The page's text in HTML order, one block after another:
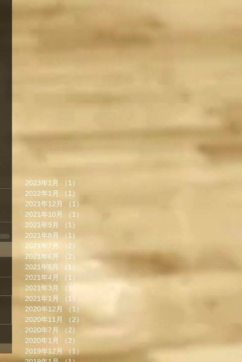
2023年1月 （1）
2022年1月
（1）
2021年12月
（1）
2021年10月
（1）
2021年9月
（1）
2021年8月
（1）
2021年7月
（2）
2021年6月
（2）
2021年5月
（1）
2021年4月
（1）
2021年3月
（1）
2021年1月
（1）
2020年12月
（1）
2020年11月
（2）
2020年7月
（2）
2020年1月
（2）
2019年12月
（1）1件の記事